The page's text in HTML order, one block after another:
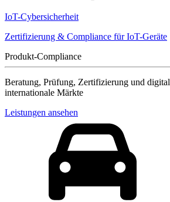
IoT-Cybersicherheit
Zertifizierung & Compliance für IoT-Geräte
Produkt-Compliance
Beratung, Prüfung, Zertifizierung und
internationale Märkte
Leistungen ansehen